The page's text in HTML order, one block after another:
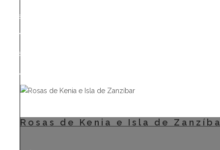
Parque Nacional de Tsavo
Lago Nakuru
Parque Nacional Amboseli
Reserva Nacional Masai Mara
Rosas de Kenia e Isla de